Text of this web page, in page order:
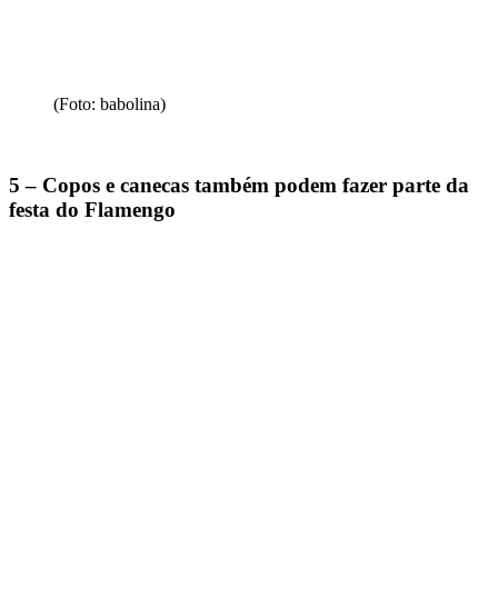
(Foto: babolina)
5 – Copos e canecas também podem fazer parte da
festa do Flamengo